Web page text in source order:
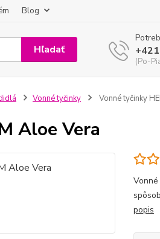
Blog
Hľadať
(Po-
Vonné tyčinky Vonné tyčinky
Aloe Vera
popis